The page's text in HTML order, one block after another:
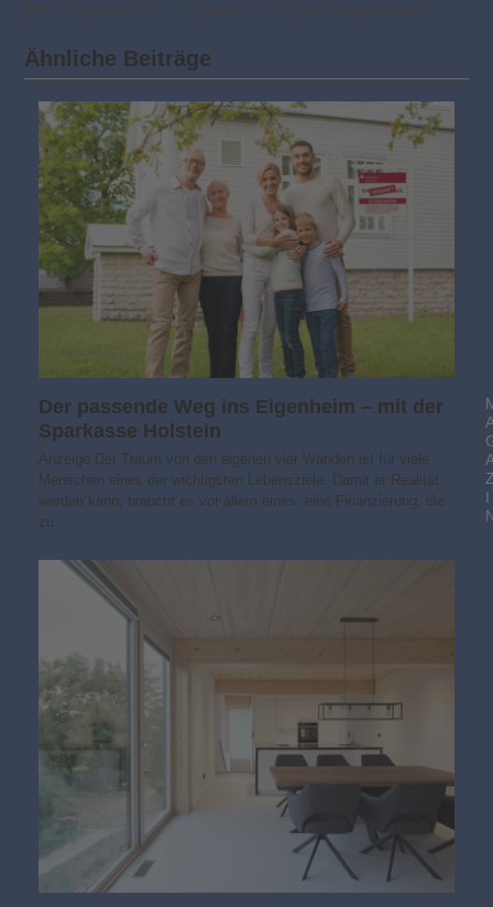
Ähnliche Beiträge
Der passende Weg ins Eigenheim – mit der
Sparkasse Holstein
Anzeige Der Traum von den eigenen vier Wänden ist für viele
Menschen eines der wichtigsten Lebensziele. Damit er Realität
werden kann, braucht es vor allem eines: eine Finanzierung, die
zu…
I